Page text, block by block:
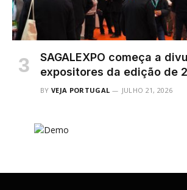
SAGALEXPO começa a
expositores da edição de
BY VEJA PORTUGAL JULHO 21, 2026